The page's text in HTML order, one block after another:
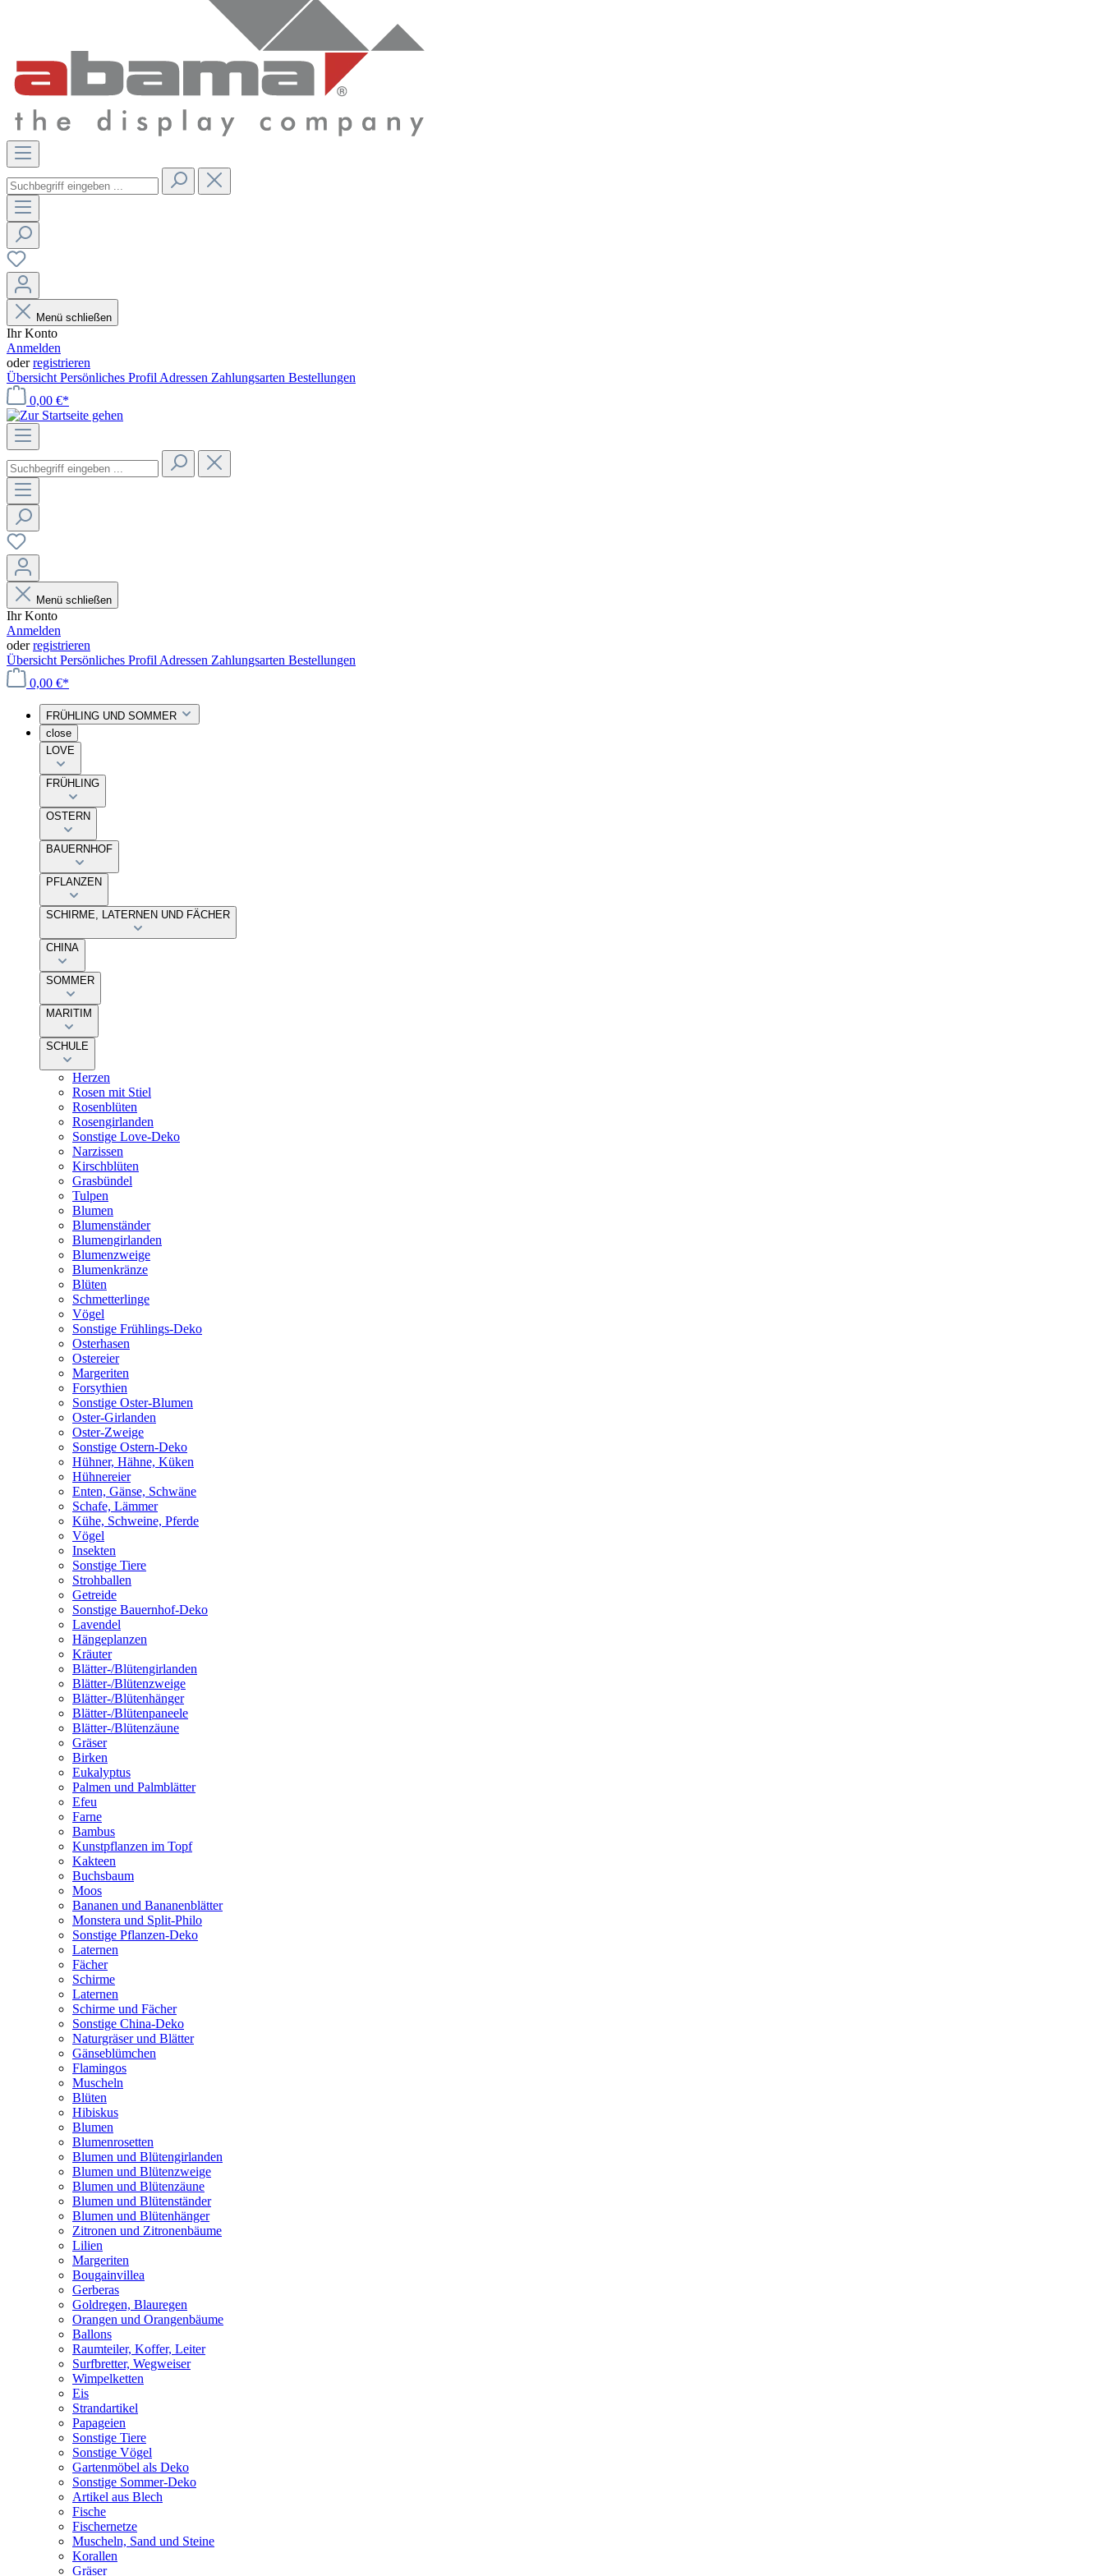
Menü schließen
Ihr Konto
Anmelden
oderregistrieren
Übersicht Persönliches Profil Adressen Zahlungsarten Bestellungen
0,00 €*
Menü schließen
Ihr Konto
Anmelden
oderregistrieren
Übersicht Persönliches Profil Adressen Zahlungsarten Bestellungen
0,00 €*
FRÜHLING UND SOMMER
close
LOVE
FRÜHLING
OSTERN
BAUERNHOF
PFLANZEN
SCHIRME, LATERNEN UND FÄCHER
CHINA
SOMMER
MARITIM
SCHULE
Herzen
Rosen mit Stiel
Rosenblüten
Rosengirlanden
Sonstige Love-Deko
Narzissen
Kirschblüten
Grasbündel
Tulpen
Blumen
Blumenständer
Blumengirlanden
Blumenzweige
Blumenkränze
Blüten
Schmetterlinge
Vögel
Sonstige Frühlings-Deko
Osterhasen
Ostereier
Margeriten
Forsythien
Sonstige Oster-Blumen
Oster-Girlanden
Oster-Zweige
Sonstige Ostern-Deko
Hühner, Hähne, Küken
Hühnereier
Enten, Gänse, Schwäne
Schafe, Lämmer
Kühe, Schweine, Pferde
Vögel
Insekten
Sonstige Tiere
Strohballen
Getreide
Sonstige Bauernhof-Deko
Lavendel
Hängeplanzen
Kräuter
Blätter-/Blütengirlanden
Blätter-/Blütenzweige
Blätter-/Blütenhänger
Blätter-/Blütenpaneele
Blätter-/Blütenzäune
Gräser
Birken
Eukalyptus
Palmen und Palmblätter
Efeu
Farne
Bambus
Kunstpflanzen im Topf
Kakteen
Buchsbaum
Moos
Bananen und Bananenblätter
Monstera und Split-Philo
Sonstige Pflanzen-Deko
Laternen
Fächer
Schirme
Laternen
Schirme und Fächer
Sonstige China-Deko
Naturgräser und Blätter
Gänseblümchen
Flamingos
Muscheln
Blüten
Hibiskus
Blumen
Blumenrosetten
Blumen und Blütengirlanden
Blumen und Blütenzweige
Blumen und Blütenzäune
Blumen und Blütenständer
Blumen und Blütenhänger
Zitronen und Zitronenbäume
Lilien
Margeriten
Bougainvillea
Gerberas
Goldregen, Blauregen
Orangen und Orangenbäume
Ballons
Raumteiler, Koffer, Leiter
Surfbretter, Wegweiser
Wimpelketten
Eis
Strandartikel
Papageien
Sonstige Tiere
Sonstige Vögel
Gartenmöbel als Deko
Sonstige Sommer-Deko
Artikel aus Blech
Fische
Fischernetze
Muscheln, Sand und Steine
Korallen
Gräser